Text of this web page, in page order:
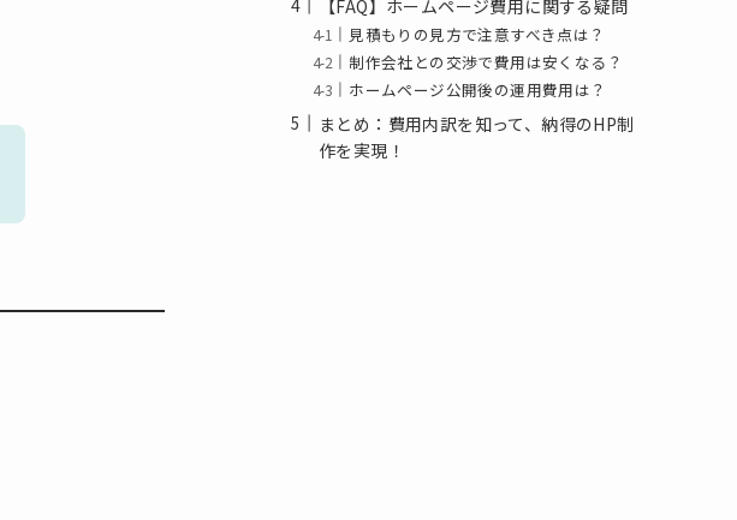
【FAQ】ホームページ費用に関する疑問
見積もりの見方で注意すべき点は？
制作会社との交渉で費用は安くなる？
ホームページ公開後の運用費用は？
まとめ：費用内訳を知って、納得のHP制
作を実現！